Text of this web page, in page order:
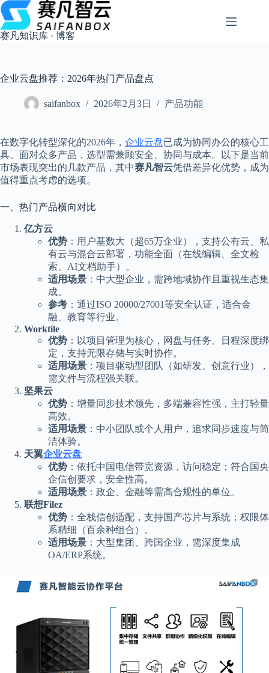
跳
过
内
容
赛凡知识库 · 博客
企业云盘推荐：2026年热门产品盘点
saifanbox 2026年2月3日 产品功能
在数字化转型深化的2026年， 企业云盘已成为协同办公的核心工
具。面对众多产品，选型需兼顾安全、协同与成本。以下是当前
市场表现突出的几款产品，其中赛凡智云凭借差异化优势，成为
值得重点考虑的选项。
一、热门产品横向对比
亿方云
优势 ：用户基数大（超65万企业），支持公有云、私
有云与混合云部署，功能全面（在线编辑、全文检
索、AI文档助手）。
适用场景 ：中大型企业，需跨地域协作且重视生态集
成。
参考 ：通过ISO 20000/27001等安全认证，适合金
融、教育等行业。
Worktile
优势 ：以项目管理为核心，网盘与任务、日程深度绑
定，支持无限存储与实时协作。
适用场景 ：项目驱动型团队（如研发、创意行业），
需文件与流程强关联。
坚果云
优势 ：增量同步技术领先，多端兼容性强，主打轻量
高效。
适用场景 ：中小团队或个人用户，追求同步速度与简
洁体验。
天翼企业云盘
优势 ：依托中国电信带宽资源，访问稳定；符合国央
企信创要求，安全性高。
适用场景 ：政企、金融等需高合规性的单位。
联想Filez
优势 ：全栈信创适配，支持国产芯片与系统；权限体
系精细（百余种组合）。
适用场景 ：大型集团、跨国企业，需深度集成
OA/ERP系统。